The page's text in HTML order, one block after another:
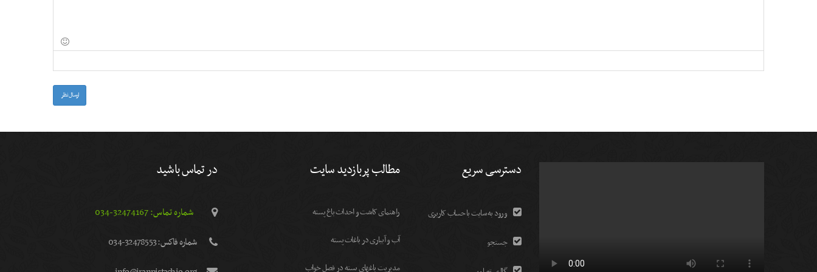
-
-
-
-
-
-
ارسال نظر
دسترسی سریع
ورود به سایت با حساب کاربری
جستجو
مطالب پربازدید سایت
راهنمای کاشت و احداث باغ پسته
آب و آبیاری در باغات پسته
مديريت باغهای پسته در فصل خواب
در تماس باشید
شماره تماس: 32474167-034
شماره فاكس: 32478553-034